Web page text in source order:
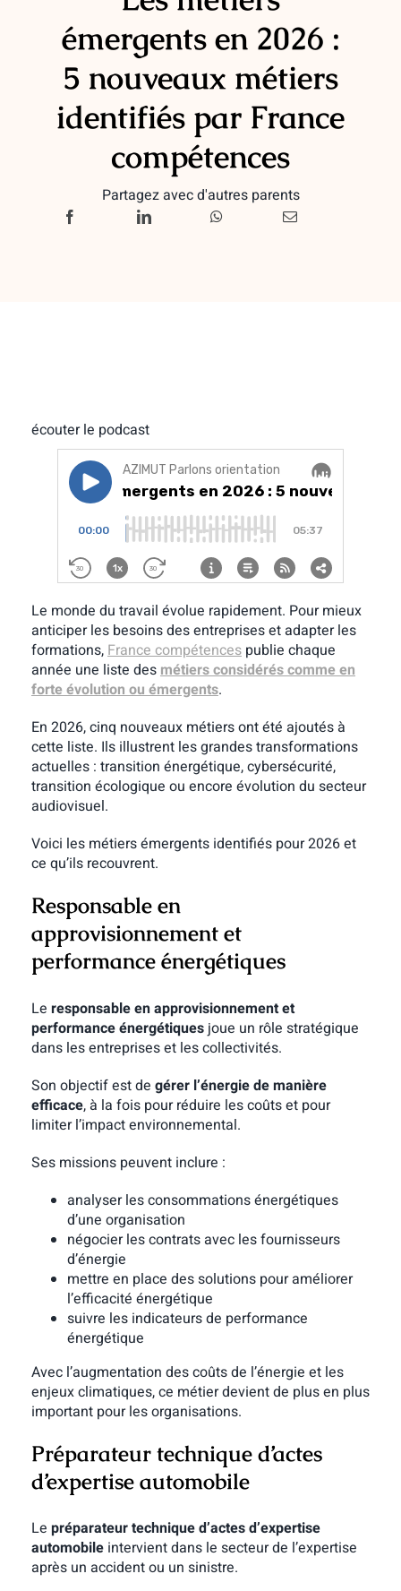
émergents en 2026 :
5 nouveaux métiers
identifiés par France
compétences
Partagez avec d'autres parents
écouter le podcast
Le monde du travail évolue rapidement. Pour mieux
anticiper les besoins des entreprises et adapter les
formations,France compétencespublie chaque
année une liste desmétiers considérés comme en
forte évolution ou émergents.
En 2026, cinq nouveaux métiers ont été ajoutés à
cette liste. Ils illustrent les grandes transformations
actuelles : transition énergétique, cybersécurité,
transition écologique ou encore évolution du secteur
audiovisuel.
Voici les métiers émergents identifiés pour 2026 et
ce qu’ils recouvrent.
Responsable en
approvisionnement et
performance énergétiques
Le responsable en approvisionnement et
performance énergétiquesjoue un rôle stratégique
dans les entreprises et les collectivités.
Son objectif est de gérer l’énergie de manière
efficace, à la fois pour réduire les coûts et pour
limiter l’impact environnemental.
Ses missions peuvent inclure :
analyser les consommations énergétiques
d’une organisation
négocier les contrats avec les fournisseurs
d’énergie
mettre en place des solutions pour améliorer
l’efficacité énergétique
suivre les indicateurs de performance
énergétique
Avec l’augmentation des coûts de l’énergie et les
enjeux climatiques, ce métier devient de plus en plus
important pour les organisations.
Préparateur technique d’actes
d’expertise automobile
Le préparateur technique d’actes d’expertise
automobileintervient dans le secteur de l’expertise
après un accident ou un sinistre.